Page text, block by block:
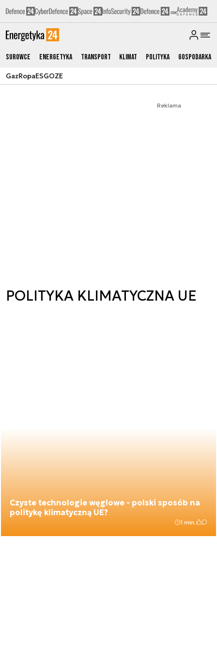
Surowce Energetyka Transport Klimat Polityka Gospodarka
GazRopaESGOZE
Reklama
POLITYKA KLIMATYCZNA UE
Czyste technologie węglowe - polski sposób na
politykę klimatyczną UE?
1 min.